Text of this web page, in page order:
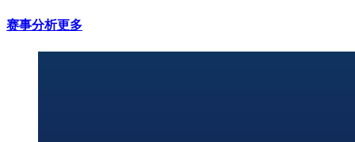
赛事分析更多